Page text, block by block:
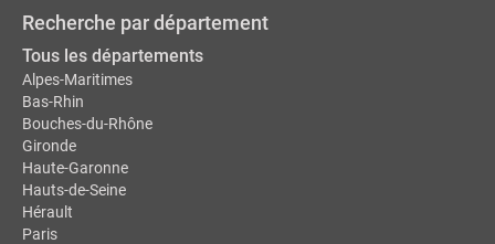
Recherche par département
Tous les départements
Alpes-Maritimes
Bas-Rhin
Bouches-du-Rhône
Gironde
Haute-Garonne
Hauts-de-Seine
Hérault
Paris